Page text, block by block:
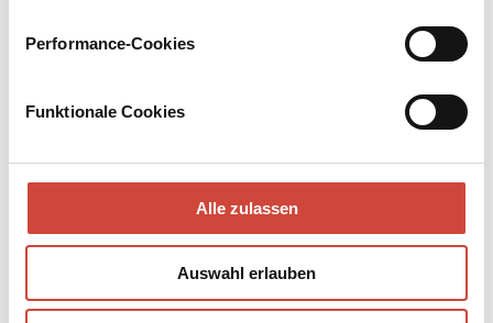
Performance-Cookies
Funktionale Cookies
Alle zulassen
Auswahl erlauben
gerät das Dorf in Aufruhr. Um den Frieden wiederherzustellen,
lässt sich Xenias Mutter auf einen verhängnisvollen Handel mit
Mehr zum Inhalt
Taschenbuch
288 Seiten
erschienen am 24. Oktober 2018
978-3-257-24448-9
€ (D) 12.00 / sFr 16.00* / € (A) 12.40
* unverb. Preisempfehlung
Auch erhältlich als